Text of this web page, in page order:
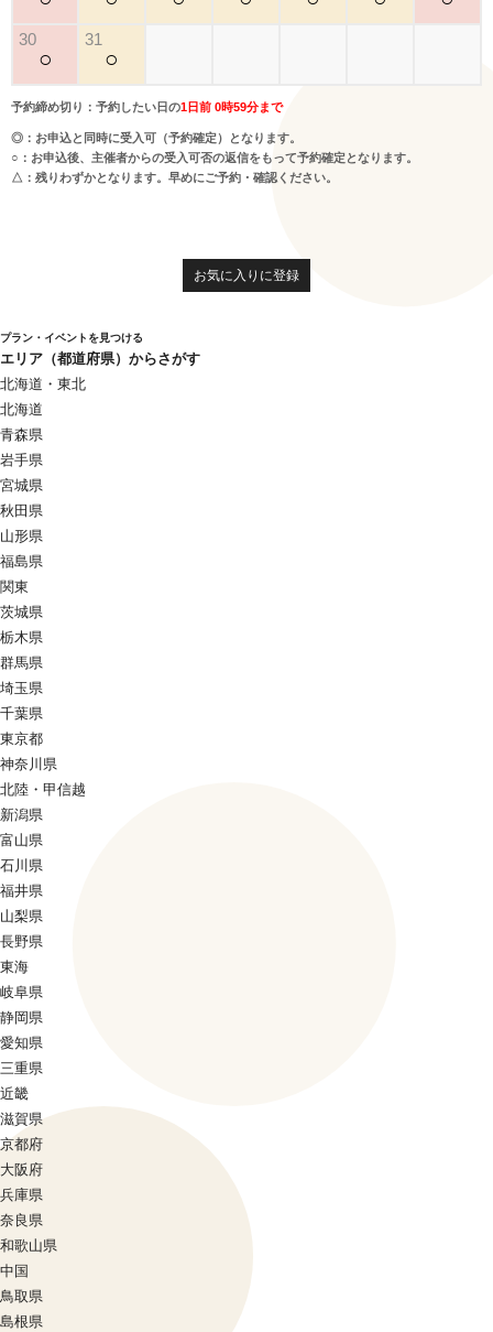
30
○
31
○
予約締め切り：予約したい日の1日前 0時59分まで
◎：お申込と同時に受入可（予約確定）となります。
○：お申込後、主催者からの受入可否の返信をもって予約確定となります。
△：残りわずかとなります。早めにご予約・確認ください。
お気に入りに登録
プラン・イベントを見つける
エリア（都道府県）からさがす
北海道・東北
北海道
青森県
岩手県
宮城県
秋田県
山形県
福島県
関東
茨城県
栃木県
群馬県
埼玉県
千葉県
東京都
神奈川県
北陸・甲信越
新潟県
富山県
石川県
福井県
山梨県
長野県
東海
岐阜県
静岡県
愛知県
三重県
近畿
滋賀県
京都府
大阪府
兵庫県
奈良県
和歌山県
中国
鳥取県
島根県